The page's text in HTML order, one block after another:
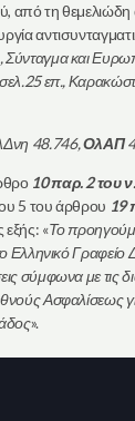
από τη θεμελιώδη
και
επ.,
48.746,ΟλΑΠ
10 παρ. 2 του
5 του άρθρου 19
εξής: «Το
Ελληνικό
σύμφωνα με τις
Ασφαλίσεως
».